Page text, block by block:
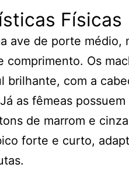
Físicas
ave de porte médio,
comprimento. Os
brilhante, com a
as fêmeas
de marrom e
forte e curto,